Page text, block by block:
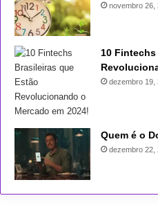
novembro 26,
10
dezembro 19,
Quem é o
dezembro 22,